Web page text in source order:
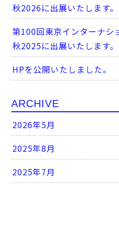
秋2026に出展いたします。
第100回東京インターナシ
秋2025に出展いたします。
HPを公開いたしました。
ARCHIVE
2026年5月
2025年8月
2025年7月